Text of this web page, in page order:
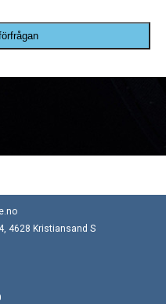
4628 Kristiansand S